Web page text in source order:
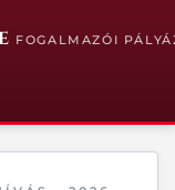
FOGALMAZÓI